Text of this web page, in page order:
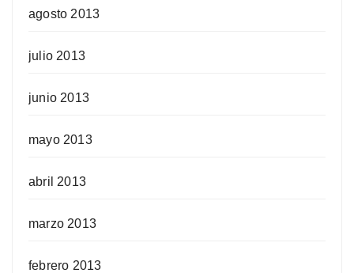
agosto 2013
julio 2013
junio 2013
mayo 2013
abril 2013
marzo 2013
febrero 2013